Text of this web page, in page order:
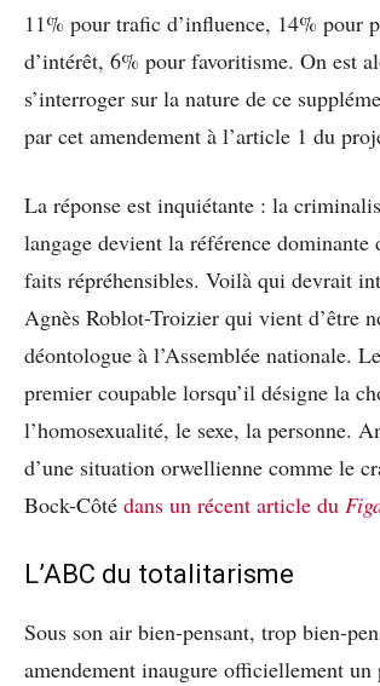
11% pour trafic d’influence, 14% pour
d’intérêt, 6% pour favoritisme. On est
s’interroger sur la nature de ce
par cet amendement à l’article 1 du
La réponse est inquiétante : la
langage devient la référence dominante
faits répréhensibles. Voilà qui devrait
Agnès Roblot-Troizier qui vient d’être
déontologue à l’Assemblée nationale.
premier coupable lorsqu’il désigne la
l’homosexualité, le sexe, la personne.
d’une situation orwellienne comme le
Bock-Côté dans un récent article du
L’ABC du totalitarisme
Sous son air bien-pensant, trop bien-
amendement inaugure officiellement un